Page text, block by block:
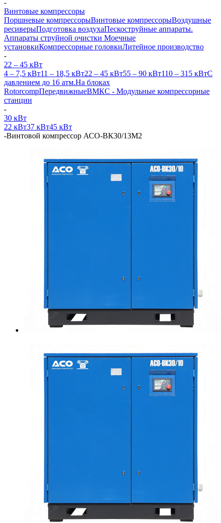
-
Винтовые компрессоры
Поршневые компрессорыВинтовые компрессорыВоздушные
ресиверыПодготовка воздухаПескоструйные аппараты.
Аппараты струйной очистки Моечные
установкиКомпрессорные головкиЛитейное производство
-
22 – 45 кВт
4 – 7,5 кВт11 – 18,5 кВт22 – 45 кВт55 – 90 кВт110 – 315 кВтС
давлением до 16 атм.На блоках
RotorcompПередвижныеВМКС - Модульные компрессорные
станции
-
30 кВт
22 кВт37 кВт45 кВт
-Винтовой компрессор АСО-ВК30/13М2